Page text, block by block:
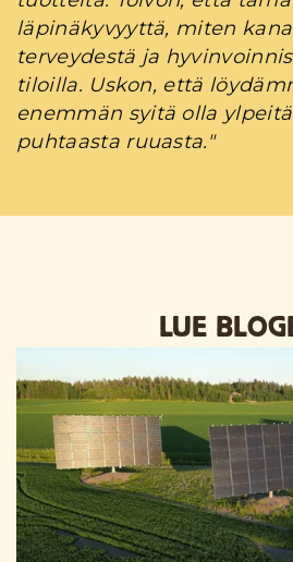
läpinäkyvyyttä, miten
terveydestä ja
tiloilla. Uskon, että
enemmän syitä olla
puhtaasta ruuasta."
LUE